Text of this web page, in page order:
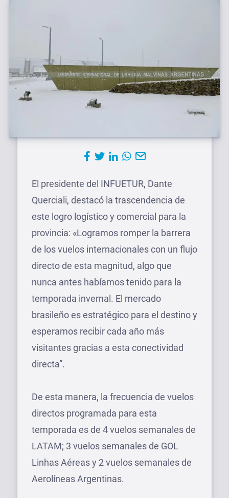
El presidente del INFUETUR, Dante
Querciali, destacó la trascendencia de
este logro logístico y comercial para la
provincia: «Logramos romper la barrera
de los vuelos internacionales con un flujo
directo de esta magnitud, algo que
nunca antes habíamos tenido para la
temporada invernal. El mercado
brasileño es estratégico para el destino y
esperamos recibir cada año más
visitantes gracias a esta conectividad
directa”.
De esta manera, la frecuencia de vuelos
directos programada para esta
temporada es de 4 vuelos semanales de
LATAM; 3 vuelos semanales de GOL
Linhas Aéreas y 2 vuelos semanales de
Aerolíneas Argentinas.